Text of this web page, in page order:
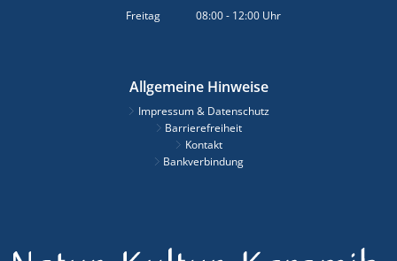
Von 13:00 bis 16:00 Uhr
Freitag 08:00- 12:00 Uhr
Allgemeine Hinweise
Impressum & Datenschutz
Barrierefreiheit
Kontakt
Bankverbindung